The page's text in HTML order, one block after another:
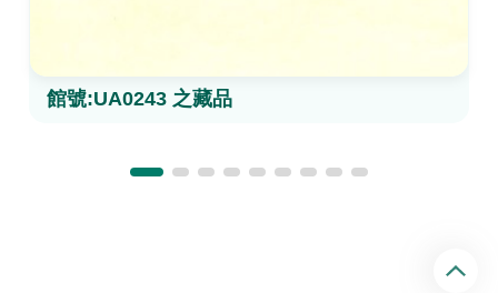
館號:UA0243 之藏品
回
頂
端